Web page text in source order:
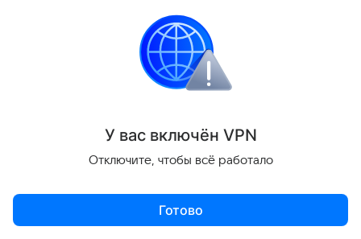
использование. Надеемся, наш разбор поможет
вам ручку, которая поможет получать
удовольствие от красивых, четких записей на
бумаге, ведь даже в в цифровую эпоху оно никуда
Поделиться
У вас включён VPN
Отключите, чтобы всё работало
Готово